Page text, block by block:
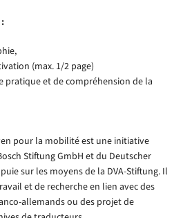
(max. 1/2 page)
pratique et de compréhension de la
pour la mobilité est une initiative
Stiftung GmbH et du Deutscher
sur les moyens de la DVA-Stiftung. Il
et de recherche en lien avec des
allemands ou des projet de